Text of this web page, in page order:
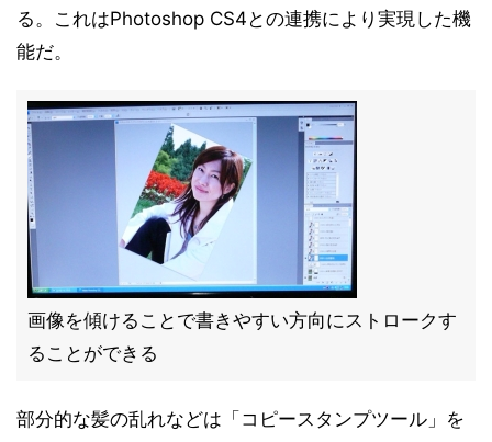
る。これはPhotoshop CS4との連携により実現した機
能だ。
画像を傾けることで書きやすい方向にストロークす
ることができる
部分的な髪の乱れなどは「コピースタンプツール」を